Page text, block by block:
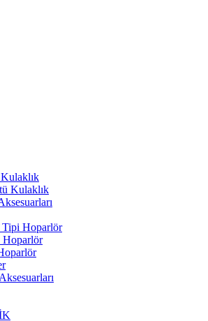
Kulaklık
Hoparlör
Hoparlör